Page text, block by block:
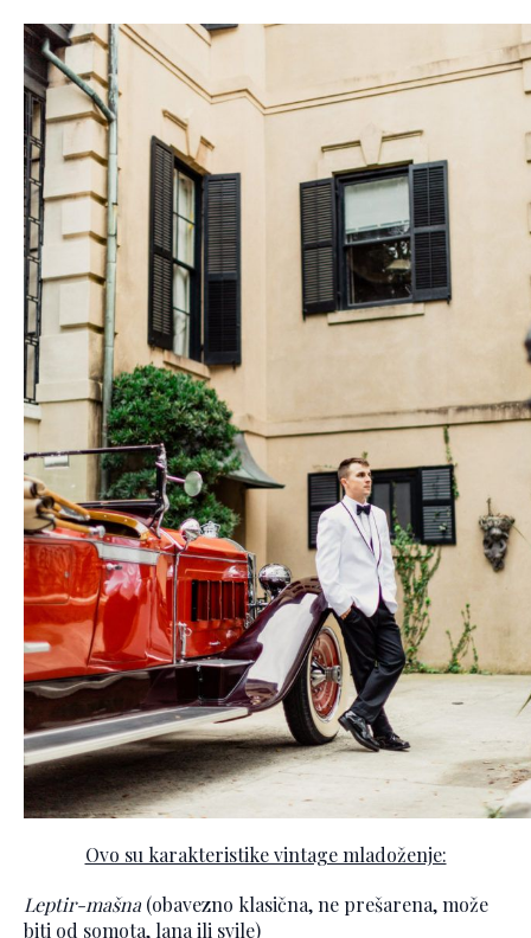
Ovo su karakteristike vintage mladoženje:
Leptir-mašna (obavezno klasična, ne prešarena, može
biti od somota, lana ili svile)